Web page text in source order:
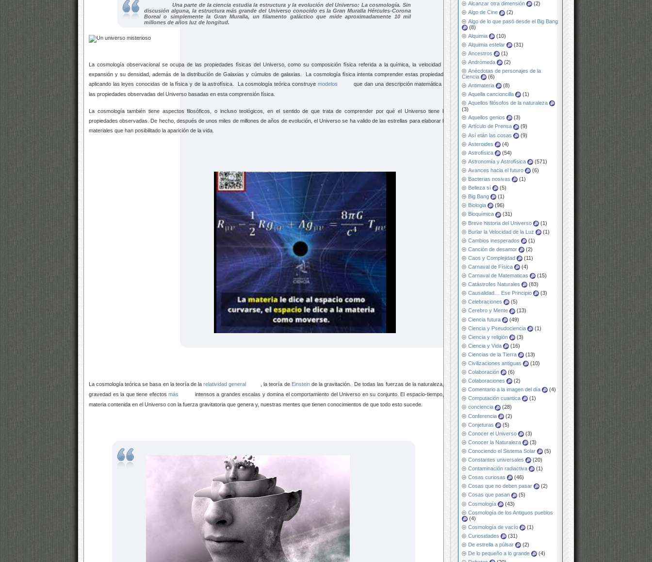
Alcanzar otra dimensión
(2)
Algo de Cine
(2)
Algo de lo que pasó desde el Big Bang
(8)
Alquimia
(10)
Alquimia estelar
(31)
Ancestros
(1)
Andrómeda
(2)
Anécdotas de personajes de la
Ciencia
(6)
Antimateria
(8)
Aquella cancioncilla
(1)
Aquellos filósofos de la naturaleza
(3)
Aquellos genios
(3)
Artículo de Prensa
(9)
Así etán las cosas
(9)
Asteroides
(4)
Astrofísica
(54)
Astronomía y Astrofísica
(571)
Avances hacia el futuro
(6)
Bacterias nosivas
(1)
Belleza sí
(5)
Big Bang
(1)
Biologia
(96)
Bioquímica
(31)
Breve historia del Universo
(1)
Burlar la Velocidad de la Luz
(1)
Cambios inesperados
(1)
Canción de desamor
(2)
Caos y Complejidad
(11)
Carnaval de Física
(4)
Carnaval de Matematicas
(15)
Catástrofes Naturales
(83)
Causalidad… Ese Principio
(3)
Celebraciones
(5)
Cerebro y Mente
(13)
Ciencia futura
(49)
Ciencia y Pseudociencia
(1)
Ciencia y religión
(3)
Ciencia y Vida
(16)
Ciencias de la Tierra
(13)
Civilizaciones antiguas
(10)
Colaboración
(6)
Colaboraciones
(2)
Comentario a la imagen del día
(4)
Computación cuantica
(1)
conciencia
(28)
Conferencia
(2)
Conjeturas
(5)
Conocer el Universo
(3)
Conocer la Naturaleza
(3)
Conociendo el Sistema Solar
(5)
Constantes universales
(20)
Contaminación radiactiva
(1)
Cosas curiosas
(46)
Cosas que no deben pasar
(2)
Cosas que pasan
(5)
Cosmología
(43)
Cosmología de los Antiguos pueblos
(4)
Cosmología de vacío
(1)
Curiosidades
(31)
De estrella a púlsar
(2)
De lo pequeño a lo grande
(4)
Una parte de la ciencia estudia la estructura y la evolución del Universo: La cosmología.Sin
discusión alguna, la estructura más grande del Universo conocido es la Gran Muralla Hércules-Corona
Boreal o simplemente la Gran Muralla, un filamento galáctico que mide aproximadamente 10 mil
millones de años luz de longitud.
La cosmología observacional se ocupa de las propiedades físicas del Universo, como su composición física referida a la química, la velocidad de
expansión y su densidad, además de la distribución de Galaxias y cúmulos de galaxias. La cosmología física intenta comprender estas propiedades
aplicando las leyes conocidas de la física y de la astrofísica. La cosmología teórica construye modelos
que dan una descripción matemática de
las propiedades observadas del Universo basadas en esta comprensión física.
La cosmología también tiene aspectos filosóficos, o incluso teológicos, en el sentido de que trata de comprender por qué el Universo tiene las
propiedades observadas. De hecho, después de unos miles de millones de años de evolución, el Universo se ha valido de las estrellas para elaborar los
materiales que han posibilitado la aparición de la vida.
La cosmología teórica se basa en la teoría de larelatividad general , la teoría de Einsteinde la gravitación. De todas las fuerzas de la naturaleza, la
gravedad es la que tiene efectos más
intensos a grandes escalas y domina el comportamiento del Universo en su conjunto. El espacio-tiempo, la
materia contenida en el Universo con la fuerza gravitatoria que genera y, nuestras mentes que tienen conocimientos de que todo esto sucede.